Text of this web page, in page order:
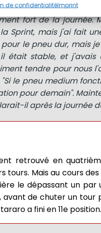
de confidentialitéImprint
pour ça que c'est la
fort de la journée.
Sprint, mais j'ai fait
le pneu dur, mais
était stable, et j'avais
tendre pour nous
le pneu medium
pour demain".
il après la journée
retrouvé en
Mais au cours
le dépassant un par
de chuter un tour
a fini en 11e position.